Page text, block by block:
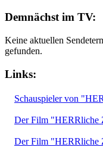
Demnächst im TV:
Keine aktuellen
gefunden.
Links:
Schauspieler von
Der Film "HERRliche
Der Film "HERRliche